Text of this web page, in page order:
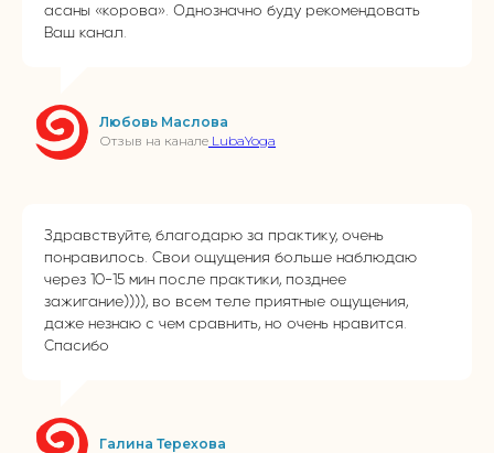
асаны «корова». Однозначно буду рекомендовать
Ваш канал.
Любовь Маслова
Отзыв на канале LubaYoga
Здравствуйте, благодарю за практику, очень
понравилось. Свои ощущения больше наблюдаю
через 10-15 мин после практики, позднее
зажигание)))), во всем теле приятные ощущения,
даже незнаю с чем сравнить, но очень нравится.
Спасибо
Галина Терехова